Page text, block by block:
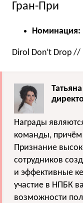
Гран-При
Номинация:
Dirol Don’t Drop
Награды
команды, причём
Признание
сотрудников
и эффективные
участие в НПБК
возможности